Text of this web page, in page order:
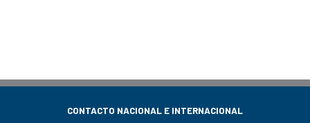
CONTACTO NACIONAL E INTERNACIONAL